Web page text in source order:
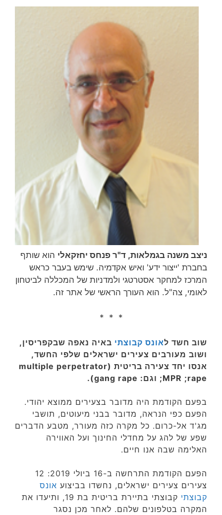
ניצב משנה בגמלאות, ד"ר פנחס יחזקאלי הוא שותף
בחברת 'ייצור ידע' ואיש אקדמיה. שימש בעבר כראש
המרכז למחקר אסטרטגי ולמדניות של המכללה לביטחון
לאומי, צה"ל. הוא העורך הראשי של אתר זה.
* * *
שוב חשד לאונס קבוצתי באיה נאפה שבקפריסין,
ושוב מעורבים צעירים ישראלים שלפי החשד,
אנסו יחד צעירה בריטית
(multiple perpetrator
rape;‏ MPR; וגם: gang rape).
בפעם הקודמת היה מדובר בצעירים ממוצא יהודי.
הפעם כפי הנראה, מדובר בבני מיעוטים, תושבי
מג'ד אל-כרום. כל מקרה כזה מעורר, מטבע הדברים
שפע של להג על מחדלי החינוך ועל האווירה
האלימה שבה אנו חיים.
הפעם הקודמת התרחשה ב-16 ביולי 2019: 12
צעירים צעירים ישראלים, נחשדו בביצוע אונס
קבוצתי
קבוצתי בתיירת בריטית בת 19, ותיעדו את
המקרה בטלפונים שלהם. לאחר מכן נסגר